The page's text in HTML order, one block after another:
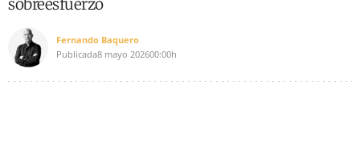
sobreesfuerzo
Fernando Baquero
Publicada8 mayo 202600:00h